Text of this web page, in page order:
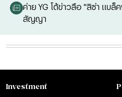
ค่าย YG โต้ข่าวลือ "ลิซ่า แบล็
สัญญา
Investment